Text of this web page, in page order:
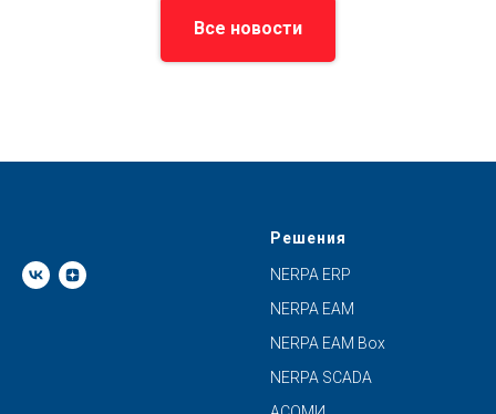
Все новости
Решения
NERPA ERP
NERPA EAM
NERPA EAM Box
NERPA SCADA